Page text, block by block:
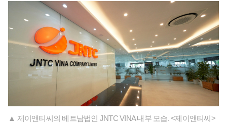
▲ 제이앤티씨의 베트남법인 JNTC VINA 내부 모습. <제이앤티씨>